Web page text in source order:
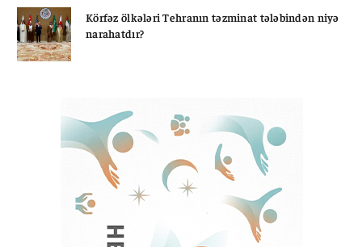
Körfəz ölkələri Tehranın təzminat tələbindən niyə
narahatdır?